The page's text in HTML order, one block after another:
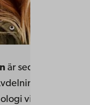
är sedan hösten
för
vid Lunds